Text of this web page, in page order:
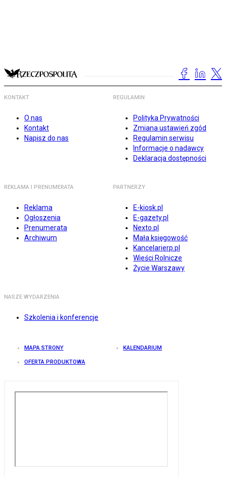
KONTAKT
O nas
Kontakt
Napisz do nas
REGULAMIN
Polityka Prywatności
Zmiana ustawień zgód
Regulamin serwisu
Informacje o nadawcy
Deklaracja dostępności
REKLAMA I PRENUMERATA
Reklama
Ogłoszenia
Prenumerata
Archiwum
PARTNERZY
E-kiosk.pl
E-gazety.pl
Nexto.pl
Mała księgowość
Kancelarierp.pl
Wieści Rolnicze
Życie Warszawy
NASZE WYDARZENIA
Szkolenia i konferencje
MAPA STRONY KALENDARIUM
OFERTA PRODUKTOWA